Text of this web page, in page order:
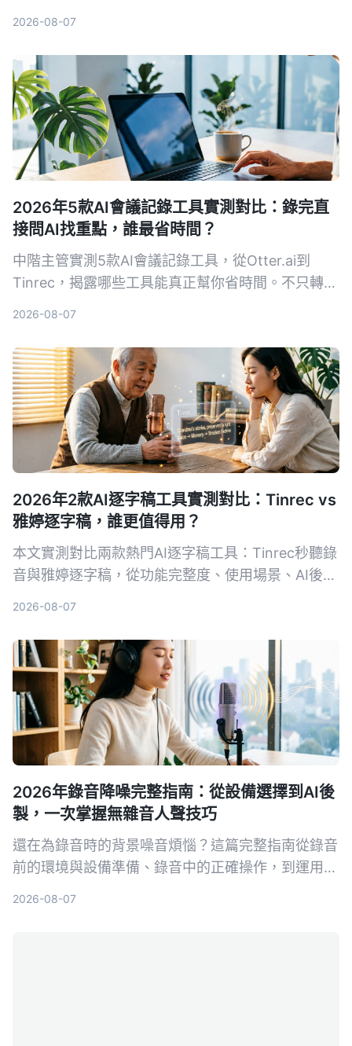
2026-08-07
2026年5款AI會議記錄工具實測對比：錄完直
接問AI找重點，誰最省時間？
中階主管實測5款AI會議記錄工具，從Otter.ai到
Tinrec，揭露哪些工具能真正幫你省時間。不只轉文
記錄幫手。
2026-08-07
2026年2款AI逐字稿工具實測對比：Tinrec vs
雅婷逐字稿，誰更值得用？
本文實測對比兩款熱門AI逐字稿工具：Tinrec秒聽錄
音與雅婷逐字稿，從功能完整度、使用場景、AI後處
案。
2026-08-07
2026年錄音降噪完整指南：從設備選擇到AI後
製，一次掌握無雜音人聲技巧
還在為錄音時的背景噪音煩惱？這篇完整指南從錄音
前的環境與設備準備、錄音中的正確操作，到運用AI
2026-08-07